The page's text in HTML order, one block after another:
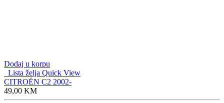
Dodaj u korpu
Lista želja Quick View
CITROËN C2 2002-
49,00 KM